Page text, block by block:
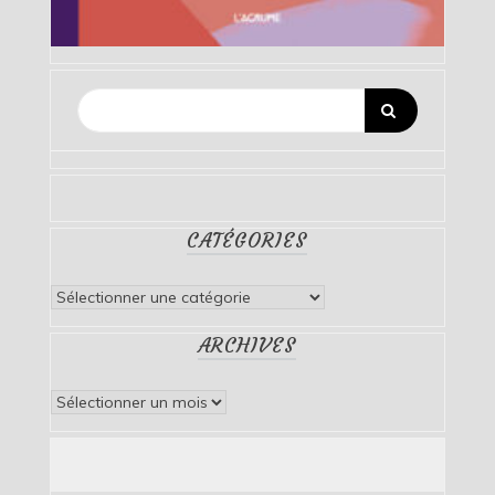
CATÉGORIES
Catégories
ARCHIVES
Archives